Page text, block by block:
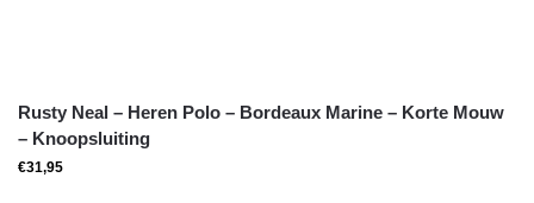
Rusty Neal – Heren Polo – Bordeaux Marine – Korte Mouw
– Knoopsluiting
€31,95